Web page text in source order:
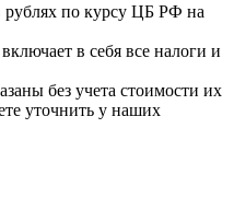
рублях по курсу ЦБ РФ на
в себя все налоги и
без учета стоимости их
уточнить у наших